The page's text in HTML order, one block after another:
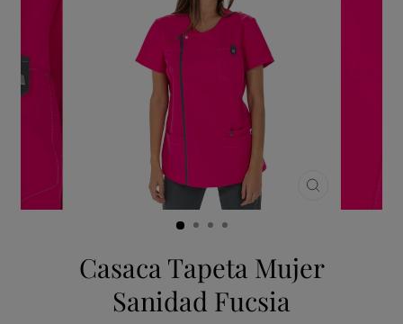
(ESC)
Casaca Tapeta Mujer
Sanidad Fucsia